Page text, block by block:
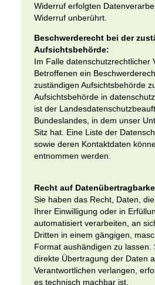
Widerruf erfolgten
Widerruf unberührt.
Beschwerderecht bei der
Aufsichtsbehörde:
Im Falle datenschutzrechtlicher
Betroffenen ein
zuständigen Aufsichtsbehörde
Aufsichtsbehörde in
ist der
Bundeslandes, in dem unser
Sitz hat. Eine Liste der
sowie deren Kontaktdaten
entnommen werden.
Recht auf
Sie haben das Recht, Daten,
Ihrer Einwilligung oder in
automatisiert verarbeiten, an
Dritten in einem gängigen,
Format aushändigen zu lassen.
direkte Übertragung der Daten
Verantwortlichen verlangen,
es technisch machbar ist.